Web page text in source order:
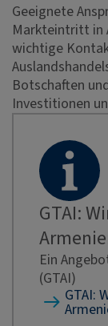
Geeignete
Markteintritt in
wichtige
Botschaften
Investitionen
GTAI:
Ein
(GTAI)
GTAI: